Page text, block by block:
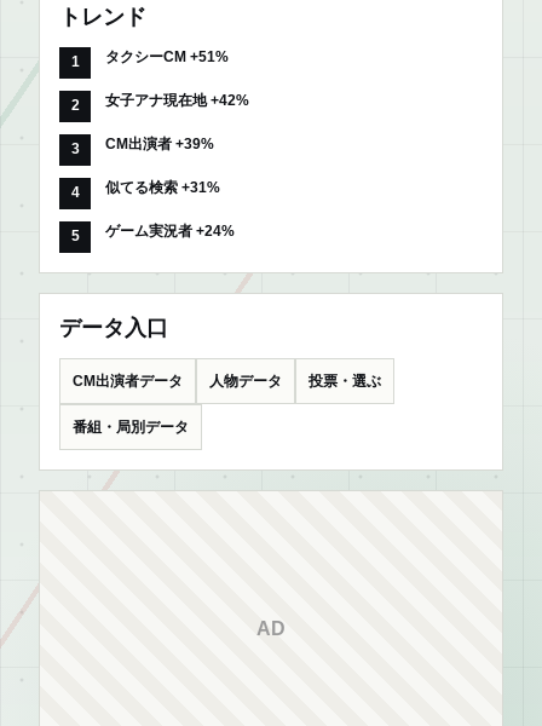
トレンド
タクシーCM +51%
女子アナ現在地 +42%
CM出演者 +39%
似てる検索 +31%
ゲーム実況者 +24%
データ入口
CM出演者データ 人物データ 投票・選ぶ
番組・局別データ
AD